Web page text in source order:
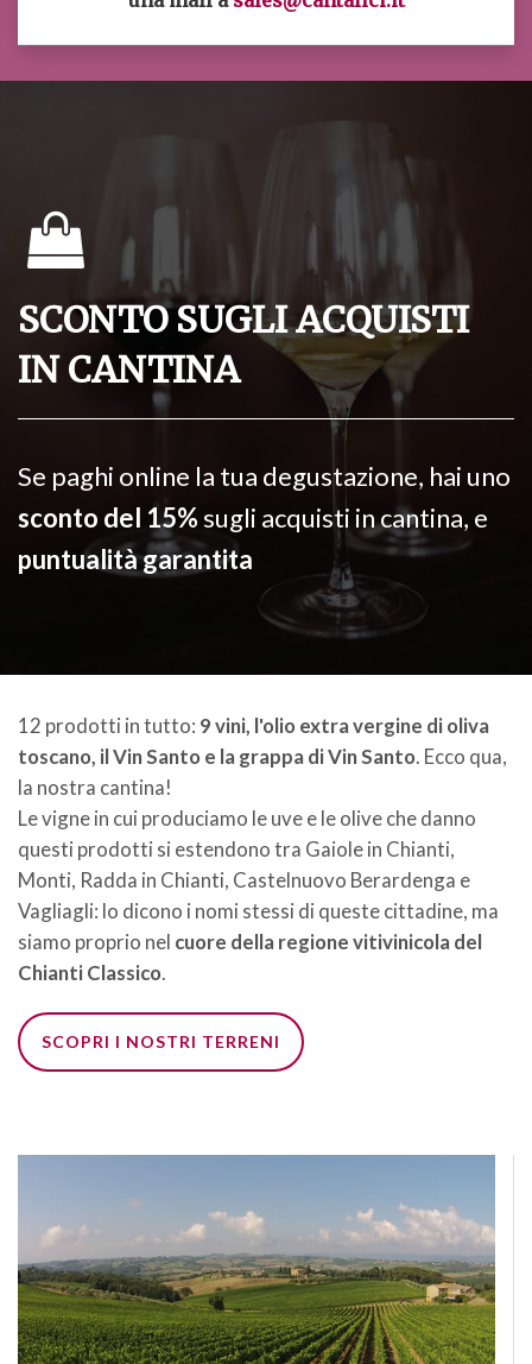
SCONTO SUGLI ACQUISTI
IN CANTINA
Se paghi online la tua degustazione, hai uno
sconto del 15%sugli acquisti in cantina, e
puntualità garantita
12 prodotti in tutto: 9 vini, l'olio extra vergine di oliva
toscano, il Vin Santo e la grappa di Vin Santo. Ecco qua,
la nostra cantina!
Le vigne in cui produciamo le uve e le olive che danno
questi prodotti si estendono tra Gaiole in Chianti,
Monti, Radda in Chianti, Castelnuovo Berardenga e
Vagliagli: lo dicono i nomi stessi di queste cittadine, ma
siamo proprio nel cuore della regione vitivinicola del
Chianti Classico.
SCOPRI I NOSTRI TERRENI